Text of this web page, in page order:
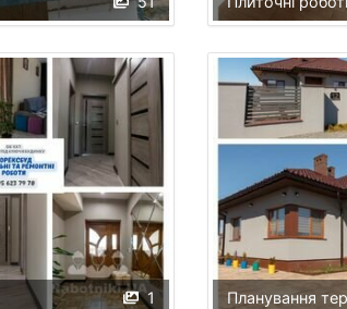
1 Планування